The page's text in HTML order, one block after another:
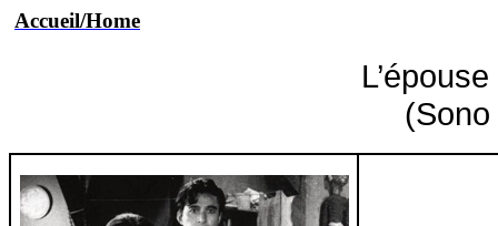
Accueil/Home
(Sono